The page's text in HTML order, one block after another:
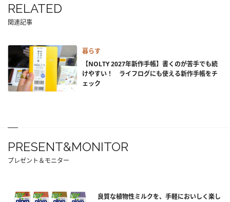
RELATED
関連記事
暮らす
【NOLTY 2027年新作手帳】書くのが苦手でも続
けやすい！ ライフログにも使える新作手帳をチ
ェック
PRESENT&MONITOR
プレゼント＆モニター
良質な植物性ミルクを、手軽においしく楽し